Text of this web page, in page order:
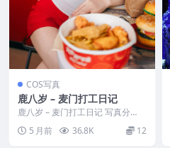
COS写真
鹿八岁 – 麦门打工日记
鹿八岁 – 麦门打工日记 写真分
类：唯美，参与模特：鹿八岁 [资
源大小]：[17...
5 月前 36.8K 12